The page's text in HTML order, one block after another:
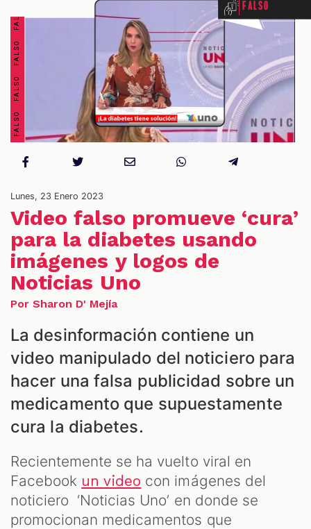
Falso
Lunes, 23 Enero 2023
Video falso promueve ‘cura’
para la diabetes usando
imágenes y logos de
Noticias Uno
Por Sharon D' Mejía
La desinformación contiene un
video manipulado del noticiero para
hacer una falsa publicidad sobre un
medicamento que supuestamente
cura la diabetes.
Recientemente se ha vuelto viral en
Facebook un video con imágenes del
noticiero ‘Noticias Uno’ en donde se
promocionan medicamentos que